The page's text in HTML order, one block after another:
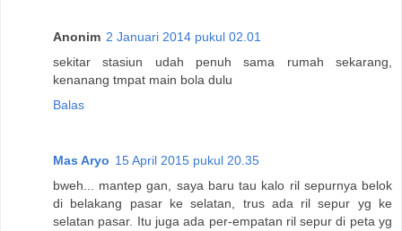
Anonim 2 Januari 2014 pukul 02.01
sekitar stasiun udah penuh sama rumah sekarang,
kenanang tmpat main bola dulu
Balas
Mas Aryo 15 April 2015 pukul 20.35
bweh... mantep gan, saya baru tau kalo ril sepurnya belok
di belakang pasar ke selatan, trus ada ril sepur yg ke
selatan pasar. Itu juga ada per-empatan ril sepur di peta yg